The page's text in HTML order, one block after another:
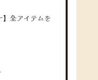
】全アイテムを